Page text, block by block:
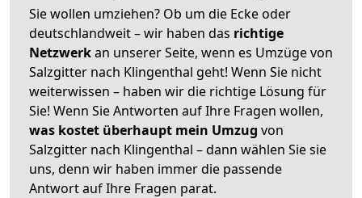
Sie wollen umziehen? Ob um die Ecke oder
deutschlandweit – wir haben das richtige
Netzwerkan unserer Seite, wenn es Umzüge von
Salzgitter nach Klingenthal geht! Wenn Sie nicht
weiterwissen – haben wir die richtige Lösung für
Sie! Wenn Sie Antworten auf Ihre Fragen wollen,
was kostet überhaupt mein Umzug von
Salzgitter nach Klingenthal – dann wählen Sie sie
uns, denn wir haben immer die passende
Antwort auf Ihre Fragen parat.